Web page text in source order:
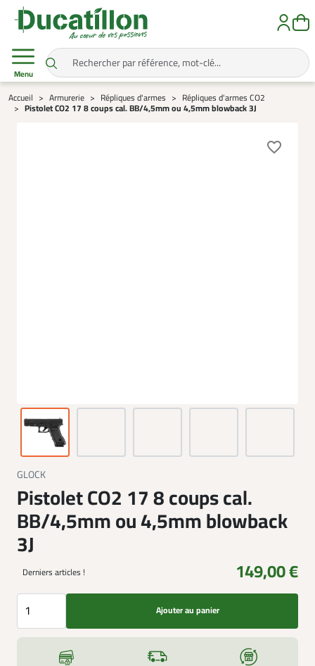
Menu
Accueil Armurerie Répliques d'armes Répliques d'armes CO2
Pistolet CO2 17 8 coups cal. BB/4,5mm ou 4,5mm blowback 3J
favorite_border
GLOCK
Pistolet CO2 17 8 coups cal.
BB/4,5mm ou 4,5mm blowback
3J
Derniers articles ! 149,00 €
Ajouter au panier